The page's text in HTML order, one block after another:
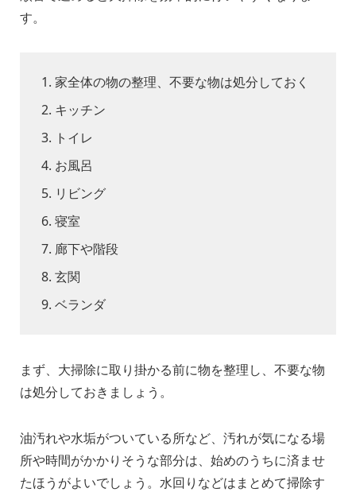
す。
家全体の物の整理、不要な物は処分しておく
キッチン
トイレ
お風呂
リビング
寝室
廊下や階段
玄関
ベランダ
まず、大掃除に取り掛かる前に物を整理し、不要な物
は処分しておきましょう。
油汚れや水垢がついている所など、汚れが気になる場
所や時間がかかりそうな部分は、始めのうちに済ませ
たほうがよいでしょう。水回りなどはまとめて掃除す